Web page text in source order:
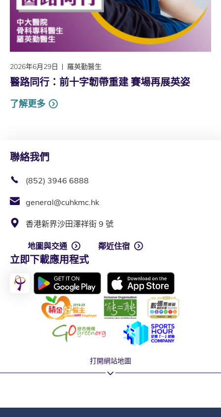
2026年6月29日 羅英勤醫生
醫路同行：前十字韌帶重建 賽場再展英姿
了解更多
聯絡我們
(852) 3946 6888
general@cuhkmc.hk
香港新界沙田澤祥街 9 號
地圖與交通 鄰近住宿
立即下載應用程式
打開網站地圖